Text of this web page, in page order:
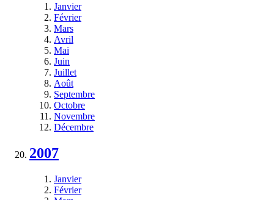
Janvier
Février
Mars
Avril
Mai
Juin
Juillet
Août
Septembre
Octobre
Novembre
Décembre
2007
Janvier
Février